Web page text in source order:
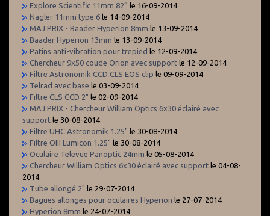
Explore Scientific 11mm 82° le 16-09-2014
Nagler 11mm type 6 le 14-09-2014
MAJ PRIX - Baader Hyperion 8mm le 13-09-2014
Baader Hyperion 13mm le 13-09-2014
Patins anti-vibration pour trepied le 12-09-2014
Chercheur 9x50 coude Orion avec support le 12-09-2014
Filtre Astronomik CCD CLS EOS clip le 09-09-2014
Telrad avec base le 03-09-2014
Filtre CLS CCD 2" le 02-09-2014
MAJ PRIX - Chercheur William Optics 6x30 éclairé avec
support le 30-08-2014
Filtre UHC Astronomik 1.25" le 30-08-2014
Filtre OIII Lumicon 1.25" le 30-08-2014
Oculaire Televue Panoptic 24mm le 05-08-2014
Chercheur William Optics 6x30 éclairé avec support le 04-08-
2014
Tube allongé 2" le 29-07-2014
Bagues allonges pour oculaires Hyperion le 27-07-2014
Hyperion 8mm le 24-07-2014